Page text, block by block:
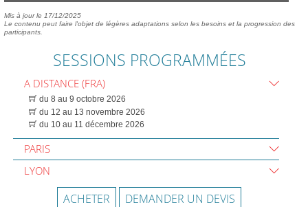
Mis à jour le 17/12/2025
Le contenu peut faire l'objet de légères adaptations selon les besoins et la progression des
participants.
SESSIONS PROGRAMMÉES
A DISTANCE (FRA)
du 8 au 9 octobre 2026
du 12 au 13 novembre 2026
du 10 au 11 décembre 2026
PARIS
LYON
ACHETER DEMANDER UN DEVIS